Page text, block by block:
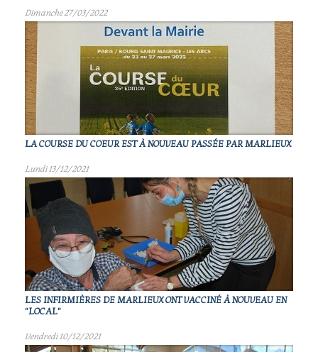
Dimanche 27/03/2022
LA COURSE DU COEUR EST À NOUVEAU PASSÉE PAR MARLIEUX
Lundi 13/12/2021
LES INFIRMIÈRES DE MARLIEUX ONT VACCINÉ À NOUVEAU EN
"LOCAL"
Vendredi 10/12/2021